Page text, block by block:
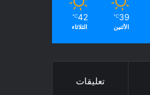
39
℃
الأثنين
42
℃
الثلاثاء
تعليقات